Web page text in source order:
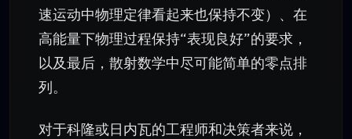
速运动中物理定律看起来也保持不变）、在
高能量下物理过程保持“表现良好”的要求，
以及最后，散射数学中尽可能简单的零点排
列。
对于科隆或日内瓦的工程师和决策者来说，